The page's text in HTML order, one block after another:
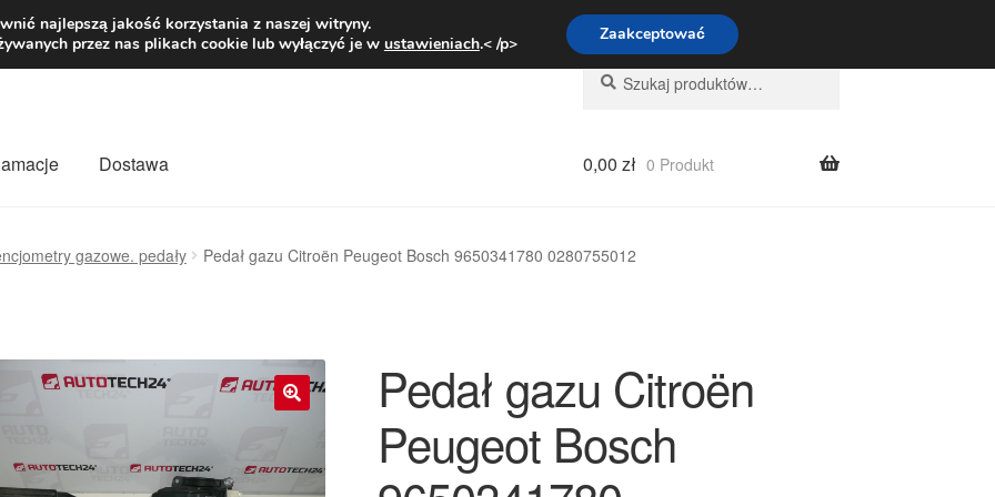
zł Pn.-pt. 9:00-16:00800 003 167
Szukaj:
Szukaj
Dostawa 0,00 zł 0 Produkt
gazowe. pedały Pedał gazu Citroën Peugeot Bosch 9650341780 0280755012
Pedał gazu Citroën
Peugeot Bosch
najlepszą jakość korzystania z naszej witryny.
przez nas plikach cookie lub wyłączyć je w ustawieniach.< /p> Zaakceptować